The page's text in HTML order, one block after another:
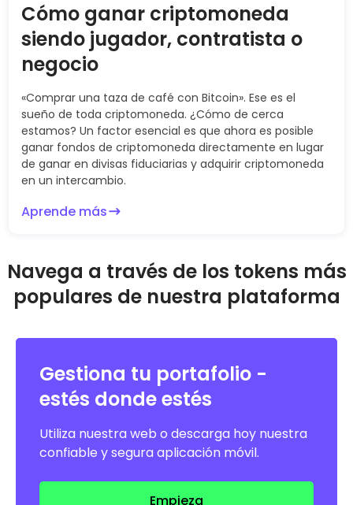
Cómo ganar criptomoneda
siendo jugador, contratista o
negocio
«Comprar una taza de café con Bitcoin». Ese es el
sueño de toda criptomoneda. ¿Cómo de cerca
estamos? Un factor esencial es que ahora es posible
ganar fondos de criptomoneda directamente en lugar
de ganar en divisas fiduciarias y adquirir criptomoneda
en un intercambio.
Aprende más
Navega a través de los tokens más
populares de nuestra plataforma
Gestiona tu portafolio -
estés donde estés
Utiliza nuestra web o descarga hoy nuestra
confiable y segura aplicación móvil.
Empieza